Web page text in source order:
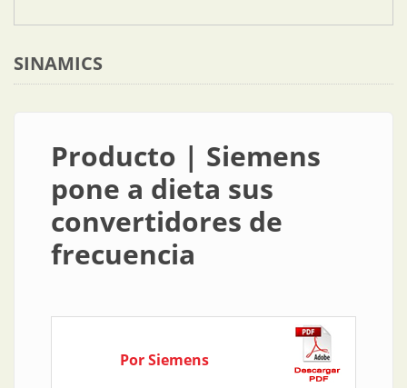
SINAMICS
Producto | Siemens
pone a dieta sus
convertidores de
frecuencia
Por Siemens